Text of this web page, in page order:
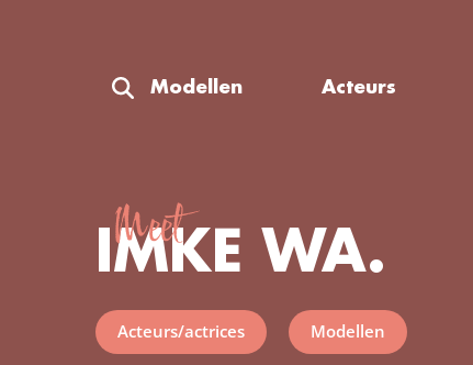
Modellen Acteurs
Meet
IMKE WA.
Acteurs/actrices Modellen